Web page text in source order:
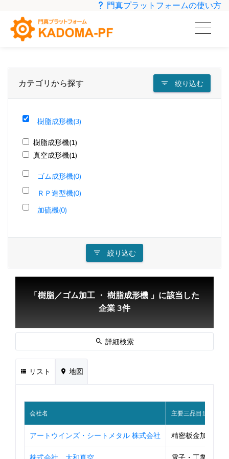
門真プラットフォームの使い方
カテゴリから探す 絞り込む
樹脂成形機(3)
樹脂成形機(1)
真空成形機(1)
ゴム成形機(0)
ＲＰ造型機(0)
加硫機(0)
絞り込む
「樹脂／ゴム加工 ・ 樹脂成形機 」に該当した
企業 3件
詳細検索
リスト 地図
会社名 主要三品目1
アートウインズ・シートメタル 株式会社 精密板金加工品